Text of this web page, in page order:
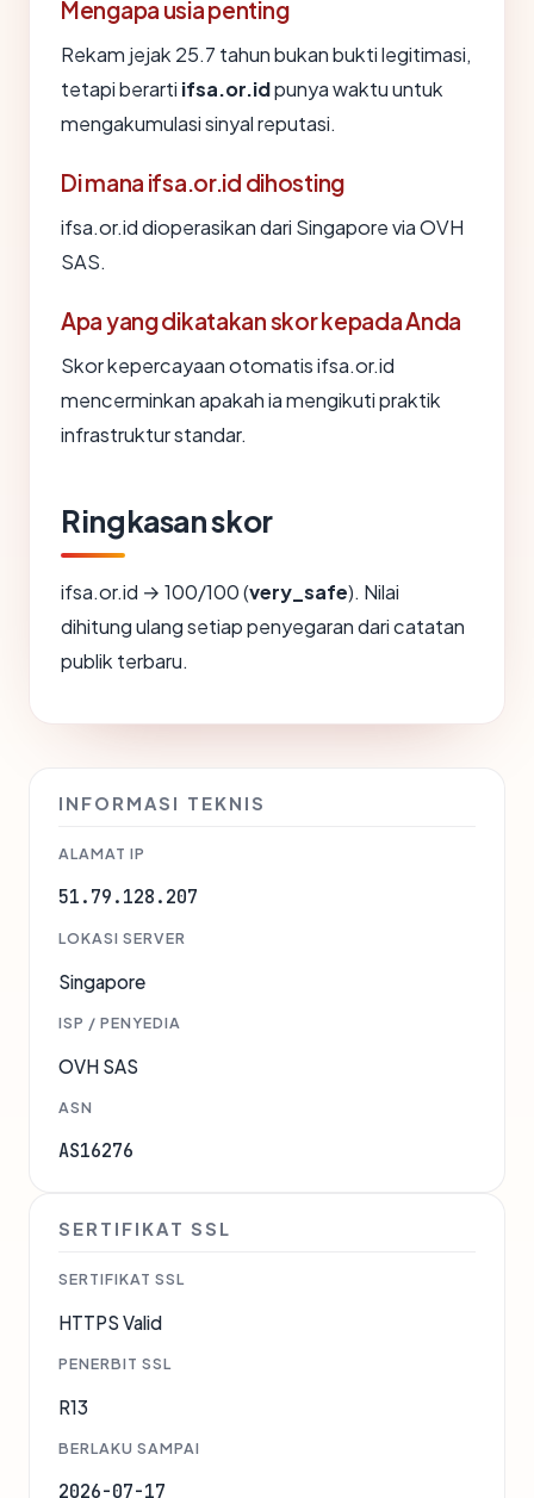
Mengapa usia penting
Rekam jejak 25.7 tahun bukan bukti legitimasi,
tetapi berarti ifsa.or.idpunya waktu untuk
mengakumulasi sinyal reputasi.
Di mana ifsa.or.id dihosting
ifsa.or.id dioperasikan dari Singapore via OVH
SAS.
Apa yang dikatakan skor kepada Anda
Skor kepercayaan otomatis ifsa.or.id
mencerminkan apakah ia mengikuti praktik
infrastruktur standar.
Ringkasan skor
ifsa.or.id → 100/100 (very_safe). Nilai
dihitung ulang setiap penyegaran dari catatan
publik terbaru.
INFORMASI TEKNIS
ALAMAT IP
51.79.128.207
LOKASI SERVER
Singapore
ISP / PENYEDIA
OVH SAS
ASN
AS16276
SERTIFIKAT SSL
SERTIFIKAT SSL
HTTPS Valid
PENERBIT SSL
R13
BERLAKU SAMPAI
2026-07-17